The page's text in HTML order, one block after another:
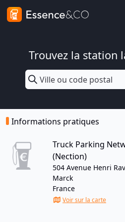
Trouvez la station
Informations pratiques
Truck Parking
(Nection)
504 Avenue Henri
Marck
France
Voir sur la carte